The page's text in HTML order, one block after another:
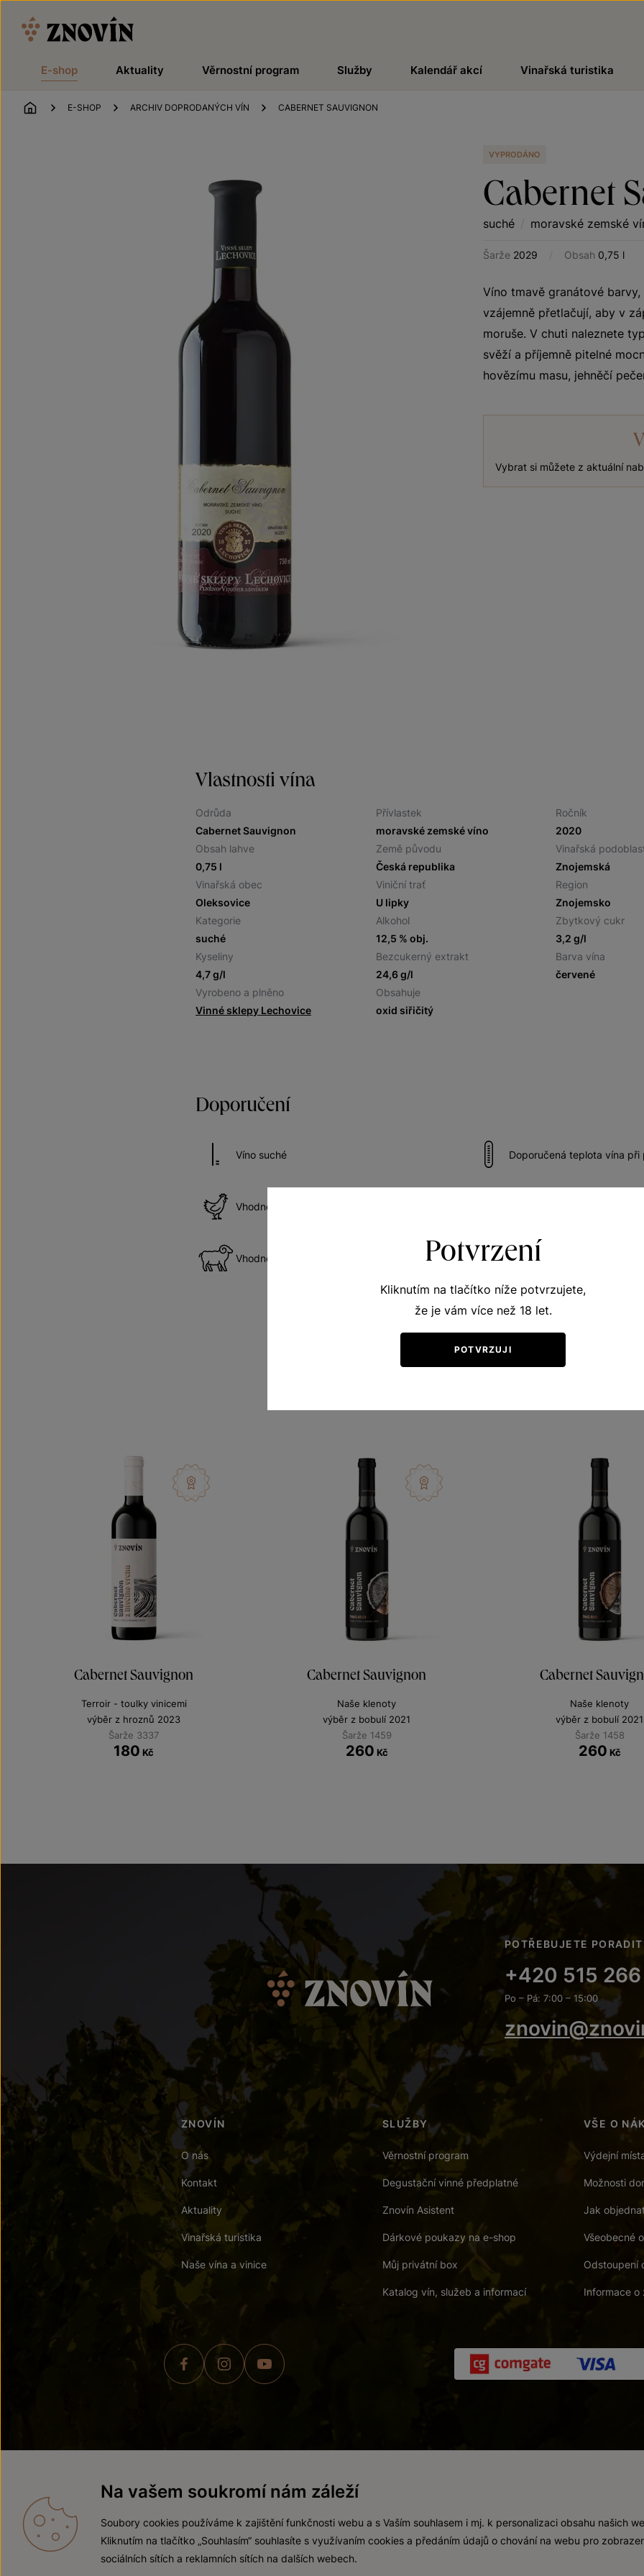
E-shop Aktuality Věrnostní program Služby Kalendář akcí Vinařská turistika
ÚVOD
E-SHOP ARCHIV DOPRODANÝCH VÍN CABERNET SAUVIGNON
VYPRODÁNO
Cabernet
suché / moravské zemské
Šarže 2029 / Obsah 0,75 l
Víno tmavě granátové
vzájemně přetlačují, aby v
moruše. V chuti naleznete
svěží a příjemně pitelné
hovězímu masu, jehněčí
Vybrat si můžete z aktuální
Vlastnosti vína
Odrůda
Cabernet Sauvignon
Přívlastek
moravské zemské víno
Ročník
2020
Obsah lahve
0,75 l
Země původu
Česká republika
Vinařská
Znojemská
Vinařská obec
Oleksovice
Viniční trať
U lipky
Region
Znojemsko
Kategorie
suché
Alkohol
12,5 % obj.
Zbytkový cukr
3,2 g/l
Kyseliny
4,7 g/l
Bezcukerný extrakt
24,6 g/l
Barva vína
červené
Vyrobeno a plněno
Vinné sklepy Lechovice
Obsahuje
oxid siřičitý
Doporučení
Víno suché Doporučená teplota vína při
Vhodné k drůbežímu
Vhodné ke skopovému
Cabernet Sauvignon
Terroir - toulky vinicemi
výběr z hroznů 2023
Šarže 3337
180 Kč
Cabernet Sauvignon
Naše klenoty
výběr z bobulí 2021
Šarže 1459
260 Kč
Cabernet
Naše klenoty
výběr z bobulí 2021
Šarže 1458
260 Kč
POTŘEBUJETE
+420 515
Po – Pá: 7:00 – 15:00
ZNOVÍN
O nás
Kontakt
Aktuality
Vinařská turistika
Naše vína a vinice
SLUŽBY
Věrnostní program
Degustační vinné předplatné
Znovín Asistent
Dárkové poukazy na e-shop
Můj privátní box
Katalog vín, služeb a informací
VŠE O
Výdejní
Možnosti
Jak
Všeobecné
Odstoupení
Informace o
Zákaz prodeje alkoholických nápojů osobám mladším 18 let.
Vytvořil webProgress
Potvrzení
Kliknutím na tlačítko níže potvrzujete,
že je vám více než 18 let.
POTVRZUJI
Na vašem soukromí nám záleží
Soubory cookies používáme k zajištění funkčnosti webu a s Vaším souhlasem i mj. k personalizaci obsahu našich
Kliknutím na tlačítko „Souhlasím“ souhlasíte s využívaním cookies a předáním údajů o chování na webu pro
sociálních sítích a reklamních sítích na dalších webech.